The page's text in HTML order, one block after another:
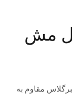
مش
مقاوم به